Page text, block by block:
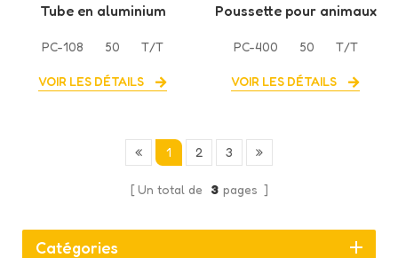
Tube en aluminium
animaux de compagnie
2-en-1 de grande
capacité
PC-108 50 T/T
VOIR LES DÉTAILS
Poussette pour animaux
design, vente directe
d'usine
PC-400 50 T/T
VOIR LES DÉTAILS
1 2 3
Un total de 3 pages
Catégories